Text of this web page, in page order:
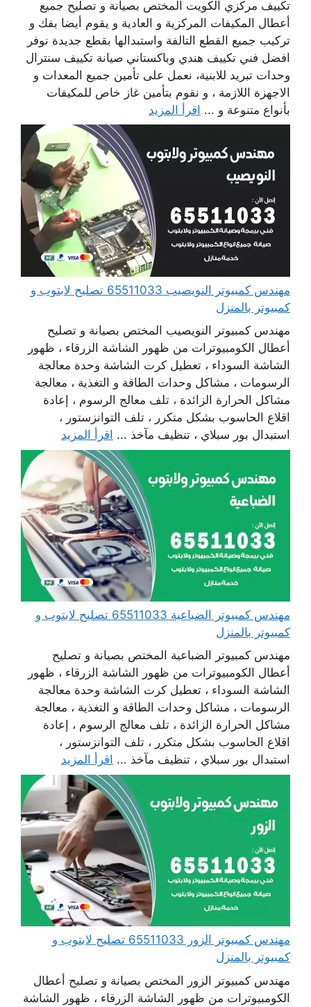
تكييف مركزي الكويت المختص بصيانة و تصليح جميع
أعطال المكيفات المركزية و العادية و يقوم أيضا بفك و
تركيب جميع القطع التالفة واستبدالها بقطع جديدة نوفر
افضل فني تكييف هندي وباكستاني صيانة تكييف سنترال
وحدات تبريد للابنية، نعمل على تأمين جميع المعدات و
الاجهزة اللازمة ، و نقوم بتأمين غاز خاص للمكيفات
بأنواع متنوعة و ... اقرأ المزيد
مهندس كمبيوتر النويصيب 65511033 تصليح لابتوب و
كمبيوتر بالمنزل
مهندس كمبيوتر النويصيب المختص بصيانة و تصليح
أعطال الكومبيوترات من ظهور الشاشة الزرقاء ، ظهور
الشاشة السوداء ، تعطيل كرت الشاشة وحدة معالجة
الرسومات ، مشاكل وحدات الطاقة و التغذية ، معالجة
مشاكل الحرارة الزائدة ، تلف معالج الرسوم ، إعادة
اقلاع الحاسوب بشكل متكرر ، تلف التوانزستور ،
استبدال بور سبلاي ، تنظيف مآخذ ... اقرأ المزيد
مهندس كمبيوتر الضباعية 65511033 تصليح لابتوب و
كمبيوتر بالمنزل
مهندس كمبيوتر الضباعية المختص بصيانة و تصليح
أعطال الكومبيوترات من ظهور الشاشة الزرقاء ، ظهور
الشاشة السوداء ، تعطيل كرت الشاشة وحدة معالجة
الرسومات ، مشاكل وحدات الطاقة و التغذية ، معالجة
مشاكل الحرارة الزائدة ، تلف معالج الرسوم ، إعادة
اقلاع الحاسوب بشكل متكرر ، تلف التوانزستور ،
استبدال بور سبلاي ، تنظيف مآخذ ... اقرأ المزيد
مهندس كمبيوتر الزور 65511033 تصليح لابتوب و
كمبيوتر بالمنزل
مهندس كمبيوتر الزور المختص بصيانة و تصليح أعطال
الكومبيوترات من ظهور الشاشة الزرقاء ، ظهور الشاشة